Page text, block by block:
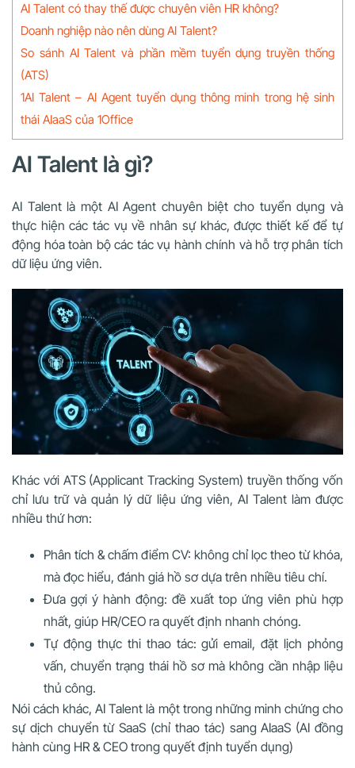
AI Talent có thay thế được chuyên viên HR không?
Doanh nghiệp nào nên dùng AI Talent?
So sánh AI Talent và phần mềm tuyển dụng truyền thống
(ATS)
1AI Talent – AI Agent tuyển dụng thông minh trong hệ sinh
thái AIaaS của 1Office
AI Talent là gì?
AI Talent là một AI Agent chuyên biệt cho tuyển dụng và
thực hiện các tác vụ về nhân sự khác, được thiết kế để tự
động hóa toàn bộ các tác vụ hành chính và hỗ trợ phân tích
dữ liệu ứng viên.
Khác với ATS (Applicant Tracking System) truyền thống vốn
chỉ lưu trữ và quản lý dữ liệu ứng viên, AI Talent làm được
nhiều thứ hơn:
Phân tích & chấm điểm CV: không chỉ lọc theo từ khóa,
mà đọc hiểu, đánh giá hồ sơ dựa trên nhiều tiêu chí.
Đưa gợi ý hành động: đề xuất top ứng viên phù hợp
nhất, giúp HR/CEO ra quyết định nhanh chóng.
Tự động thực thi thao tác: gửi email, đặt lịch phỏng
vấn, chuyển trạng thái hồ sơ mà không cần nhập liệu
thủ công.
Nói cách khác, AI Talent là một trong những minh chứng cho
sự dịch chuyển từ SaaS (chỉ thao tác) sang AIaaS (AI đồng
hành cùng HR & CEO trong quyết định tuyển dụng)